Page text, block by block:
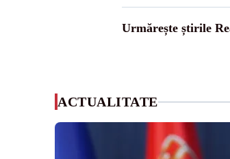
Urmărește știrile
ACTUALITATE